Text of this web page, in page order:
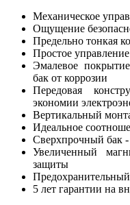
Механическое
Ощущение
Предельно тонкая
Простое
Эмалевое
бак от коррозии
Передовая
экономии
Вертикальный
Идеальное
Сверхпрочный бак -
Увеличенный
защиты
5 лет гарантии на